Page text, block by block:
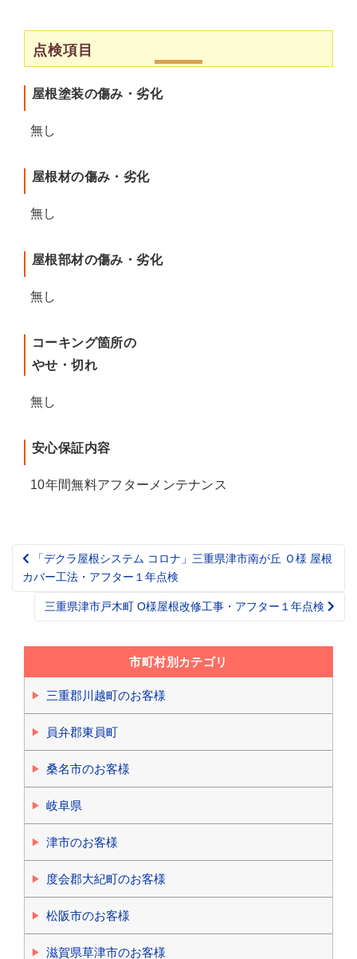
点検項目
屋根塗装の傷み・劣化
無し
屋根材の傷み・劣化
無し
屋根部材の傷み・劣化
無し
コーキング箇所の
やせ・切れ
無し
安心保証内容
10年間無料アフターメンテナンス
Post
navigation
「デクラ屋根システム コロナ」三重県津市南が丘 Ｏ様 屋根
カバー工法・アフター１年点検
三重県津市戸木町 O様屋根改修工事・アフター１年点検
市町村別カテゴリ
三重郡川越町のお客様
員弁郡東員町
桑名市のお客様
岐阜県
津市のお客様
度会郡大紀町のお客様
松阪市のお客様
滋賀県草津市のお客様